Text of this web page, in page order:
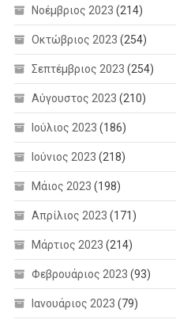
Νοέμβριος 2023 (214)
Οκτώβριος 2023 (254)
Σεπτέμβριος 2023 (254)
Αύγουστος 2023 (210)
Ιούλιος 2023 (186)
Ιούνιος 2023 (218)
Μάιος 2023 (198)
Απρίλιος 2023 (171)
Μάρτιος 2023 (214)
Φεβρουάριος 2023 (93)
Ιανουάριος 2023 (79)